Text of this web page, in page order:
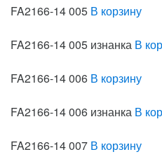
FA2166-14 005 В корзину
FA2166-14 005 изнанка В
FA2166-14 006 В корзину
FA2166-14 006 изнанка В
FA2166-14 007 В корзину